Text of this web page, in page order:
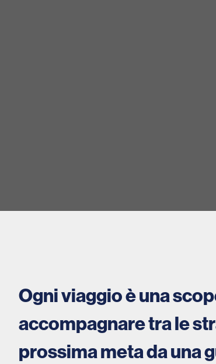
Ogni viaggio è una
accompagnare tra le
prossima meta da una